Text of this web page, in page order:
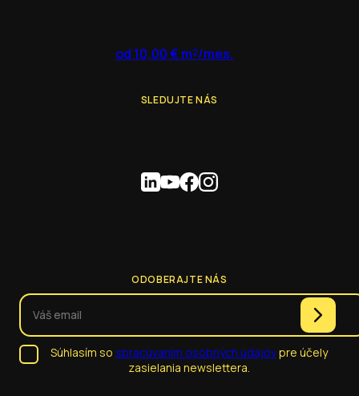
od 10,00 € m²/mes.
SLEDUJTE NÁS
ODOBERAJTE NÁS
Súhlasím so spracúvaním osobných údajovpre účely
zasielania newslettera.